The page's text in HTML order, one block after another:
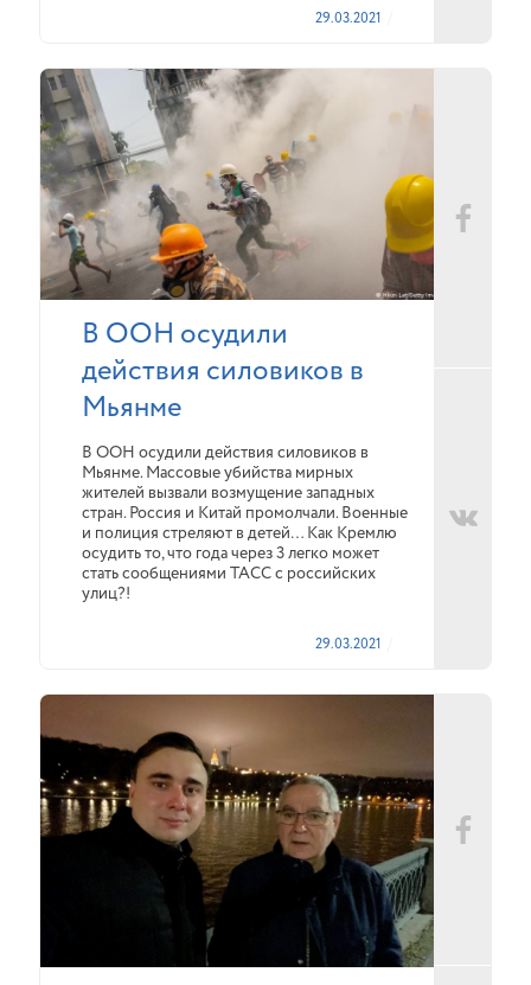
29.03.2021
В ООН осудили
действия силовиков в
Мьянме
В ООН осудили действия силовиков в
Мьянме. Массовые убийства мирных
жителей вызвали возмущение западных
стран. Россия и Китай промолчали. Военные
и полиция стреляют в детей… Как Кремлю
осудить то, что года через 3 легко может
стать сообщениями ТАСС с российских
улиц?!
29.03.2021